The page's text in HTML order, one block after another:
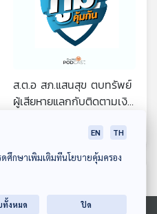
ส.ต.อ สภ.แสนสุข ตบทรัพย์
ผู้เสียหายแลกกับติดตามเงิน
ไป ถูกจับและให้ออกจาก
ราชการแล้ว / กินโยเกิร์ต
ช่วงกินยาปฏิชีวนะได้หรือไม่
EN TH
ดศึกษาเพิ่มเติมที่นโยบายคุ้มครอง
ทั้งหมด ปิด